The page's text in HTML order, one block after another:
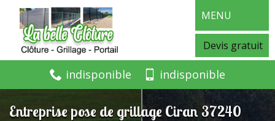
MENU
Devis gratuit
indisponible indisponible
Entreprise pose de grillage Ciran 37240